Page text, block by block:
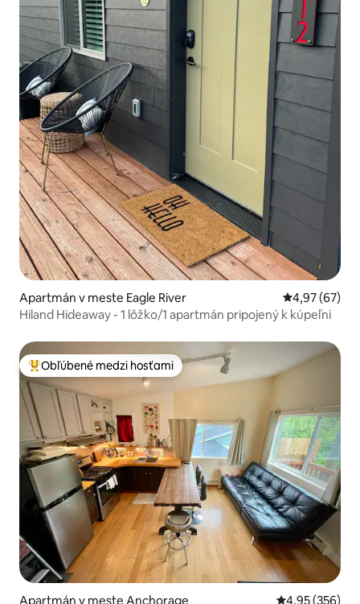
Apartmán v meste Eagle River Priemerné
4,97 (67)
Hiland Hideaway - 1 lôžko/1 apartmán pripojený k kúpeľni
Najobľúbenejšie medzi hosťami
Obľúbené medzi hosťami
Apartmán v meste Anchorage Priemerné
4,95 (356)